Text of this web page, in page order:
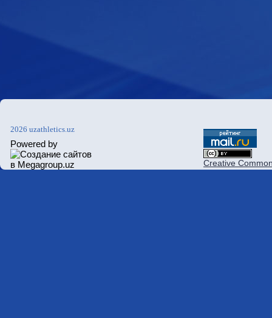
2026 uzathletics.uz
Powered by
Creative